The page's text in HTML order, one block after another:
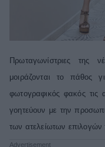
Hautes Grecians
Γάμος
Market News
Πρωταγωνίστριες της
μοιράζονται το πάθος
φωτογραφικός φακός τις
γοητεύουν με την
των ατελείωτων